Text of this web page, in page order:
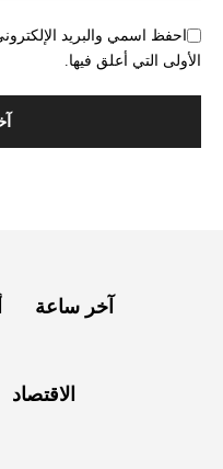
احفظ اسمي والبريد
الأولى التي أعلق فيها.
آخر ساعة
الاقتصاد